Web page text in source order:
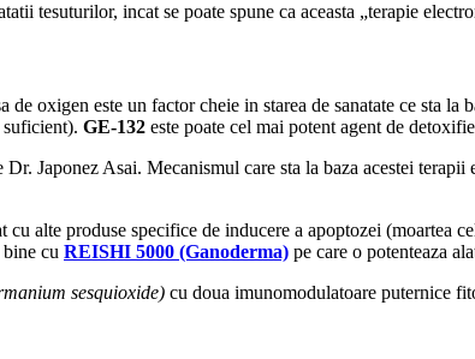
tesuturilor, incat se poate spune ca aceasta „terapie
oxigen este un factor cheie in starea de sanatate ce sta
GE-132 este poate cel mai potent agent de
Japonez Asai. Mecanismul care sta la baza acestei
alte produse specifice de inducere a apoptozei (moartea
bine cu REISHI 5000 (Ganoderma) pe care o potenteaza
sesquioxide) cu doua imunomodulatoare puternice